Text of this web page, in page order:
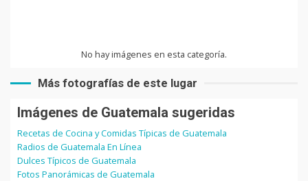
No hay imágenes en esta categoría.
Más fotografías de este lugar
Imágenes de Guatemala sugeridas
Recetas de Cocina y Comidas Típicas de Guatemala
Radios de Guatemala En Línea
Dulces Típicos de Guatemala
Fotos Panorámicas de Guatemala